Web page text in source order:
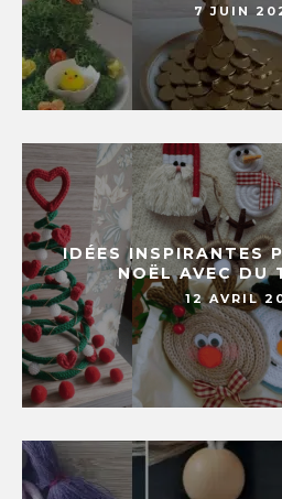
7 JUIN
IDÉES INSPIRANTES
NOËL AVEC DU
12 AVRIL